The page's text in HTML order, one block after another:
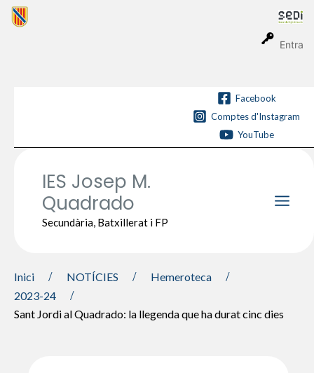
Entra
Vés
Facebook
Comptes d'Instagram
YouTube
IES Josep M.
Quadrado
Secundària, Batxillerat i FP
Inici NOTÍCIES
Hemeroteca
2023-24
Sant Jordi al Quadrado: la llegenda que ha durat cinc dies